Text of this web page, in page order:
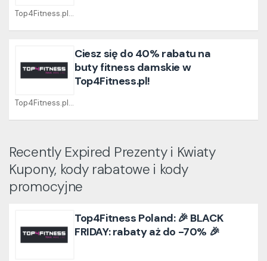
Top4Fitness.pl Coupons
Top4Fitness.pl Coupons
Ciesz się do 40% rabatu na
buty fitness damskie w
Top4Fitness.pl!
Recently Expired Prezenty i Kwiaty
Kupony, kody rabatowe i kody
promocyjne
Top4Fitness Poland: 🎉 BLACK
FRIDAY: rabaty aż do -70% 🎉